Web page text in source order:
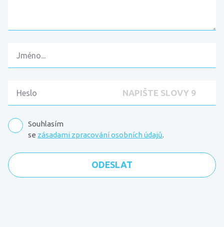
Souhlasím
se zásadami zpracování osobních údajů.